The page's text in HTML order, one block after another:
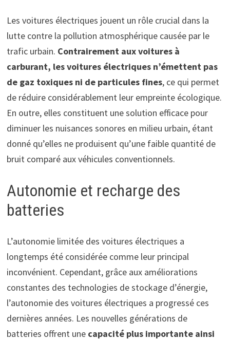
Les voitures électriques jouent un rôle crucial dans la
lutte contre la pollution atmosphérique causée par le
trafic urbain. Contrairement aux voitures à
carburant, les voitures électriques n’émettent pas
de gaz toxiques ni de particules fines, ce qui permet
de réduire considérablement leur empreinte écologique.
En outre, elles constituent une solution efficace pour
diminuer les nuisances sonores en milieu urbain, étant
donné qu’elles ne produisent qu’une faible quantité de
bruit comparé aux véhicules conventionnels.
Autonomie et recharge des
batteries
L’autonomie limitée des voitures électriques a
longtemps été considérée comme leur principal
inconvénient. Cependant, grâce aux améliorations
constantes des technologies de stockage d’énergie,
l’autonomie des voitures électriques a progressé ces
dernières années. Les nouvelles générations de
batteries offrent une capacité plus importante ainsi